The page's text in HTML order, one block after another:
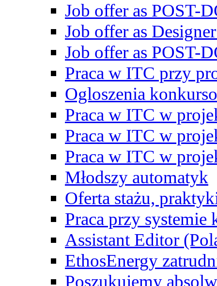
Job offer as POST-
Job offer as
Job offer as POST-
Praca w ITC przy
Ogloszenia
Praca w ITC w
Praca w ITC w
Praca w ITC w
Młodszy automatyk
Oferta stażu,
Praca przy
Assistant Editor
EthosEnergy
Poszukujemy